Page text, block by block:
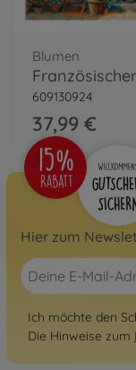
Blumen
609130924
37,99 €
Hier zum
Ich möchte den
Die Hinweise zum